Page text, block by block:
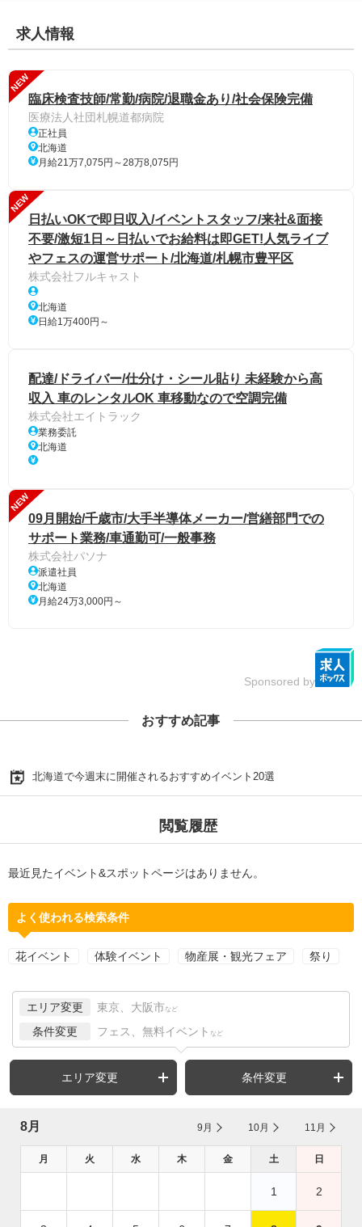
求人情報
NEW
臨床検査技師/常勤/病院/退職金あり/社会保険完備
医療法人社団札幌道都病院
正社員
北海道
月給21万7,075円～28万8,075円
NEW
日払いOKで即日収入/イベントスタッフ/来社&面接
不要/激短1日～日払いでお給料は即GET!人気ライブ
やフェスの運営サポート/北海道/札幌市豊平区
株式会社フルキャスト
北海道
日給1万400円～
配達/ドライバー/仕分け・シール貼り 未経験から高
収入 車のレンタルOK 車移動なので空調完備
株式会社エイトラック
業務委託
北海道
NEW
09月開始/千歳市/大手半導体メーカー/営繕部門での
サポート業務/車通勤可/一般事務
株式会社パソナ
派遣社員
北海道
月給24万3,000円～
Sponsored by
おすすめ記事
北海道で今週末に開催されるおすすめイベント20選
閲覧履歴
最近見たイベント&スポットページはありません。
よく使われる検索条件
花イベント 体験イベント 物産展・観光フェア 祭り
エリア変更 東京、大阪市 など
条件変更 フェス、無料イベント など
エリア変更 条件変更
8月 9月 10月 11月
月 火 水 木 金 土 日
1 2